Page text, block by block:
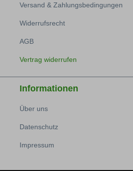
Versand & Zahlungsbedingungen
Widerrufsrecht
AGB
Vertrag widerrufen
Informationen
Über uns
Datenschutz
Impressum